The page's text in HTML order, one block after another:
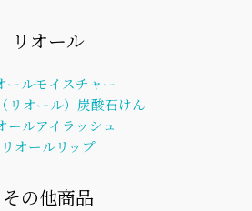
リオール
ールモイスチャー
リオール）炭酸石けん
ールアイラッシュ
リオールリップ
その他商品